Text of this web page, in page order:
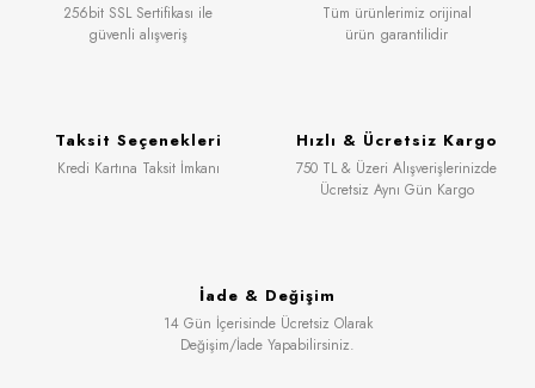
256bit SSL Sertifikası ile
güvenli alışveriş
Tüm ürünlerimiz orijinal
ürün garantilidir
Taksit Seçenekleri
Kredi Kartına Taksit İmkanı
Hızlı & Ücretsiz Kargo
750 TL & Üzeri Alışverişlerinizde
Ücretsiz Aynı Gün Kargo
İade & Değişim
14 Gün İçerisinde Ücretsiz Olarak
Değişim/İade Yapabilirsiniz.